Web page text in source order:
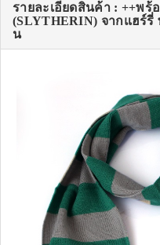
รายละเอียดสินค้า : ++พ
(SLYTHERIN) จากแฮร์
น